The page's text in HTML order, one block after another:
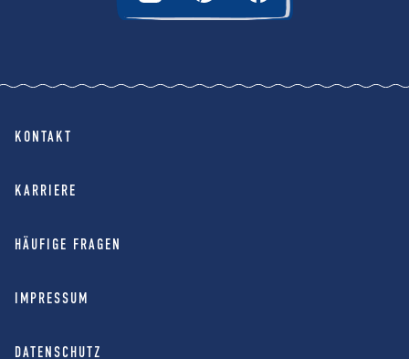
KONTAKT
KARRIERE
HÄUFIGE FRAGEN
IMPRESSUM
DATENSCHUTZ